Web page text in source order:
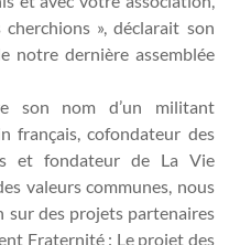
», déclarait son
notre dernière assemblée
son nom d’un militant
français, cofondateur des
et fondateur de La Vie
valeurs communes, nous
sur des projets partenaires
Fraternité : Le projet des